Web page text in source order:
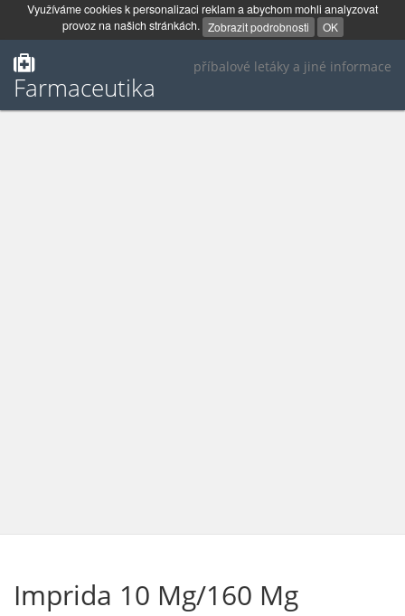
Využíváme cookies k personalizaci reklam a abychom mohli analyzovat
provoz na našich stránkách. Zobrazit podrobnosti OK
příbalové letáky a jiné informace
Farmaceutika
Imprida 10 Mg/160 Mg